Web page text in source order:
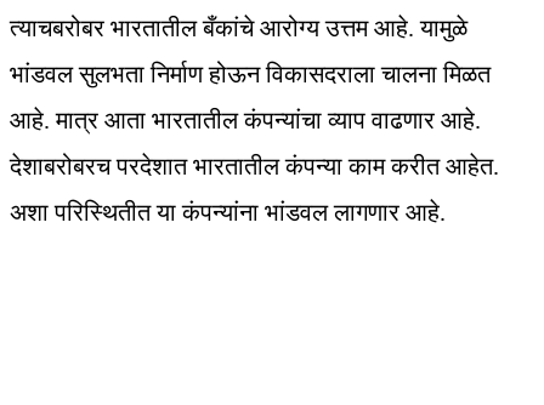
त्याचबरोबर भारतातील बँकांचे आरोग्य उत्तम आहे. यामुळे
भांडवल सुलभता निर्माण होऊन विकासदराला चालना मिळत
आहे. मात्र आता भारतातील कंपन्यांचा व्याप वाढणार आहे.
देशाबरोबरच परदेशात भारतातील कंपन्या काम करीत आहेत.
अशा परिस्थितीत या कंपन्यांना भांडवल लागणार आहे.